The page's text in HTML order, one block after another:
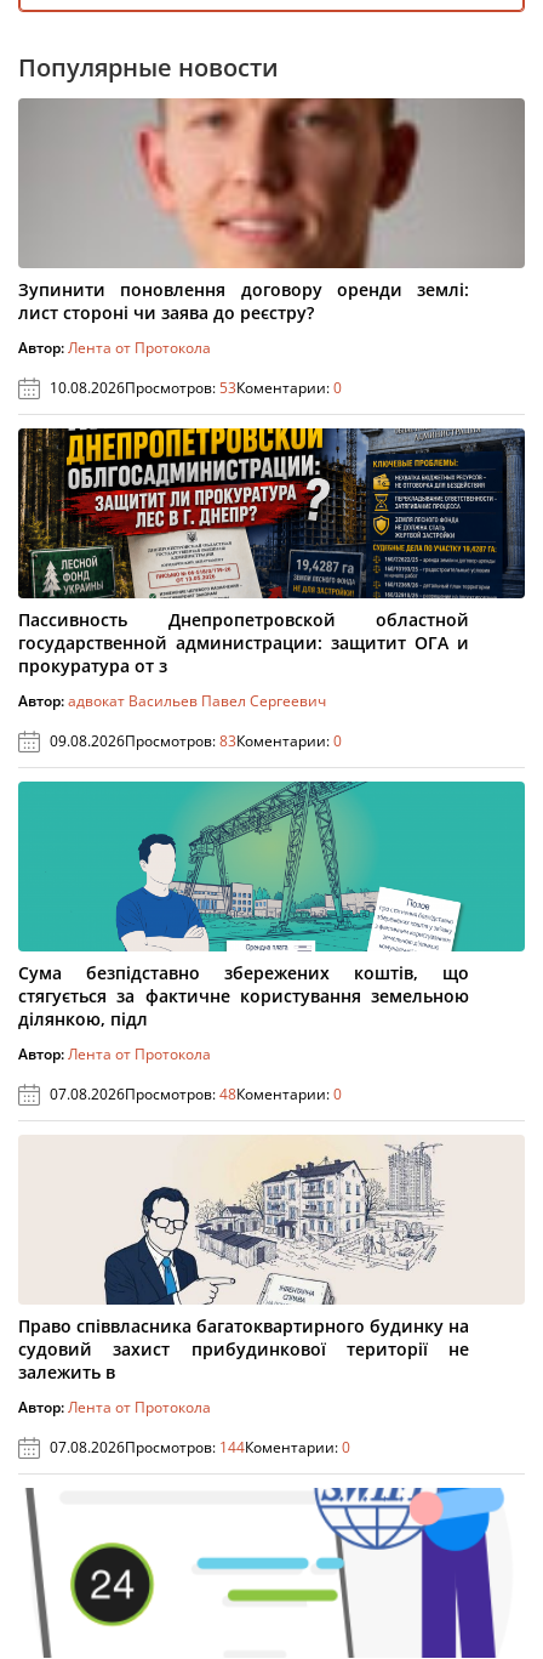
Популярные новости
Зупинити поновлення договору оренди землі:
лист стороні чи заява до реєстру?
Автор:Лента от Протокола
10.08.2026Просмотров:53Коментарии:0
Пассивность Днепропетровской областной
государственной администрации: защитит ОГА и
прокуратура от з
Автор:адвокат Васильев Павел Сергеевич
09.08.2026Просмотров:83Коментарии:0
Сума безпідставно збережених коштів, що
стягується за фактичне користування земельною
ділянкою, підл
Автор:Лента от Протокола
07.08.2026Просмотров:48Коментарии:0
Право співвласника багатоквартирного будинку на
судовий захист прибудинкової території не
залежить в
Автор:Лента от Протокола
07.08.2026Просмотров: 144Коментарии:0